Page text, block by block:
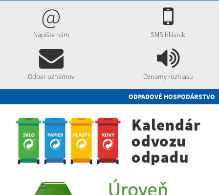
@
Napíšte nám SMS hlásnik
Odber oznamov Oznamy rozhlasu
ODPADOVÉ HOSPODÁRSTVO